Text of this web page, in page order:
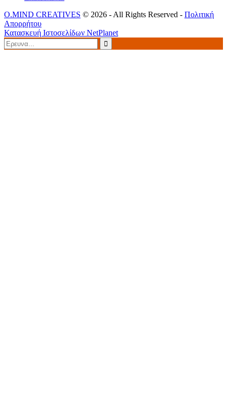
O.MIND CREATIVES © 2026 - All Rights Reserved - Πολιτική
Απορρήτου
Κατασκευή Ιστοσελίδων NetPlanet